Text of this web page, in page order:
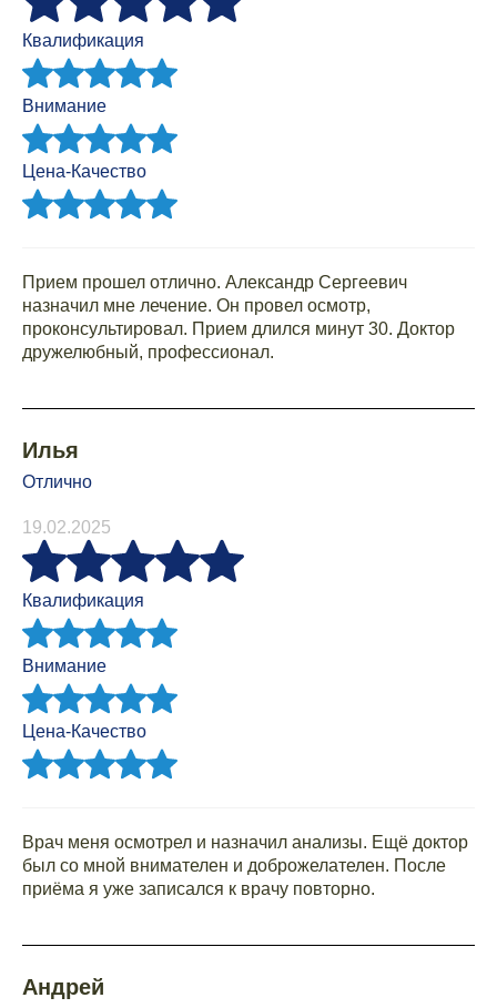
Квалификация
Внимание
Цена-Качество
Прием прошел отлично. Александр Сергеевич
назначил мне лечение. Он провел осмотр,
проконсультировал. Прием длился минут 30. Доктор
дружелюбный, профессионал.
Илья
Отлично
19.02.2025
Квалификация
Внимание
Цена-Качество
Врач меня осмотрел и назначил анализы. Ещё доктор
был со мной внимателен и доброжелателен. После
приёма я уже записался к врачу повторно.
Андрей